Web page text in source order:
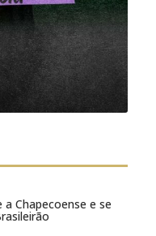
a Chapecoense e se